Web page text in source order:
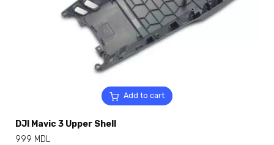
Add to cart
DJI Mavic 3 Upper Shell
999 MDL